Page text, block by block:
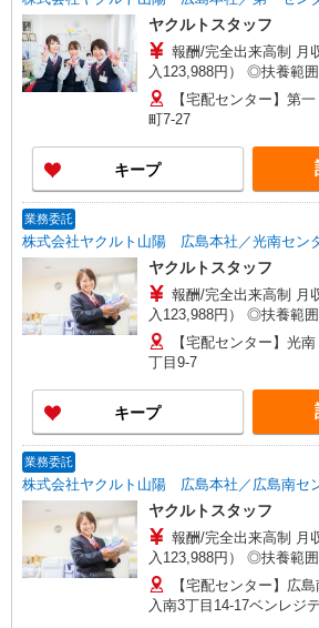
ヤクルトスタッフ
報酬/完全出来高制 月
入123,988円） ◎扶養範囲内OK◎扶養範囲を超え
る高収入も応相談 ◆働き
勤務例≫ ※勤務地で異な
15：00 月収約10万円 ［
00 月収約8万円 ◆研修制
てでも安心！※収入補償：
週5日間勤務時） 収入保
【宅配センター】第
町7-27
キープ
業務委託
株式会社ヤクルト山陽 広島本社／光南セン
ヤクルトスタッフ
報酬/完全出来高制 月
入123,988円） ◎扶養範囲内OK◎扶養範囲を超え
る高収入も応相談 ◆働き
勤務例≫ ※勤務地で異な
15：00 月収約10万円 ［
00 月収約8万円 ◆研修制
てでも安心！※収入補償：
週5日間勤務時） 収入保
【宅配センター】光
丁目9-7
キープ
業務委託
株式会社ヤクルト山陽 広島本社／広島南セ
ヤクルトスタッフ
報酬/完全出来高制 月
入123,988円） ◎扶養範囲内OK◎扶養範囲を超え
る高収入も応相談 ◆働き
勤務例≫ ※勤務地で異な
15：00 月収約10万円 ［2
【宅配センター】広
入南3丁目14-17ベンレジ